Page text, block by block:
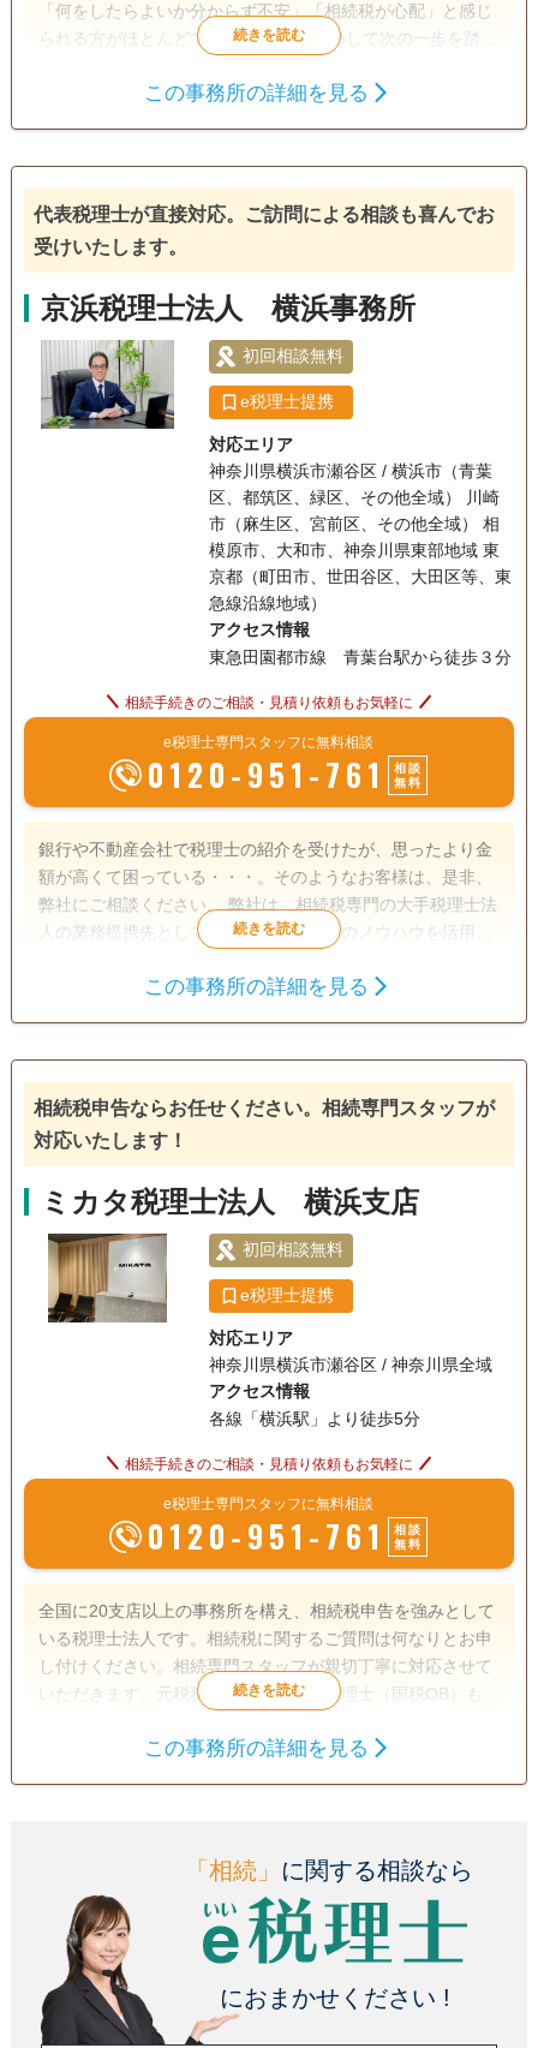
「何をしたらよいか分からず不安」「相続税が心配」と感じ
られる方がほとんどです。 お客様が安心して次の一歩を踏み
な相続税申告を支援します。 また、生前対策では、相続税の
相続財産調査
訪問可 土日相談可 初回相談無料 18時以降相談可
オンライン面談可
この事務所の詳細を見る
代表税理士が直接対応。ご訪問による相談も喜んでお
受けいたします。
京浜税理士法人 横浜事務所
初回相談無料
e税理士提携
対応エリア
神奈川県横浜市瀬谷区 / 横浜市（青葉
区、都筑区、緑区、その他全域） 川崎
市（麻生区、宮前区、その他全域） 相
模原市、大和市、神奈川県東部地域 東
京都（町田市、世田谷区、大田区等、東
急線沿線地域）
アクセス情報
東急田園都市線 青葉台駅から徒歩３分
相続手続きのご相談・見積り依頼もお気軽に
e税理士専門スタッフに無料相談
0120-951-761
相談
無料
銀行や不動産会社で税理士の紹介を受けたが、思ったより金
額が高くて困っている・・・。そのようなお客様は、是非、
弊社にご相談ください。 弊社は、相続税専門の大手税理士法
人の業務提携先として、大手税理士法人のノウハウを活用し
供しております。 お客様の対応は、原則、代表税理士が行っ
の方法をお申し付けください。 初回相談は無料で行っており
ますので、「まずはちょっと聞いてみたいんだけ
ど・・・。」というお客様も遠慮なくお問い合わせいただけ
・自分でやろうとして途中まではなんとかできたけど、土地
の評価や申告書の書き方が分からず困っている・・・。 この
ようなお客様からのご相談も快く対応いたしますので、気軽
にお問合せいただければと存じます。 皆様からのお問い合わ
せを心よりお待ちしております。
遺産分割
戸籍収集 相続人調査
生前贈与（不動産名
電話相談可 訪問可
18時以降相談可 オンライン面談可 事務所面談可
この事務所の詳細を見る
相続税申告ならお任せください。相続専門スタッフが
対応いたします！
ミカタ税理士法人 横浜支店
初回相談無料
e税理士提携
対応エリア
神奈川県横浜市瀬谷区 / 神奈川県全域
アクセス情報
各線「横浜駅」より徒歩5分
相続手続きのご相談・見積り依頼もお気軽に
e税理士専門スタッフに無料相談
0120-951-761
相談
無料
全国に20支店以上の事務所を構え、相続税申告を強みとして
いる税理士法人です。相続税に関するご質問は何なりとお申
し付けください。相続専門スタッフが親切丁寧に対応させて
いただきます。元税務署職員であった税理士（国税OB）も多
相続税申告
18時以降相談可 オンライン面談可
事務所面談可
この事務所の詳細を見る
「相続」 に関する相談なら
におまかせください !